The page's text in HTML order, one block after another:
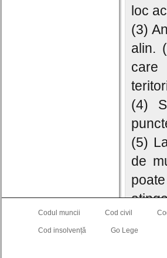
loc
(3)
alin.
care
(4)
(5)
de
(6)
de 3
Codul muncii Cod civil
Cod insolvență Go Lege